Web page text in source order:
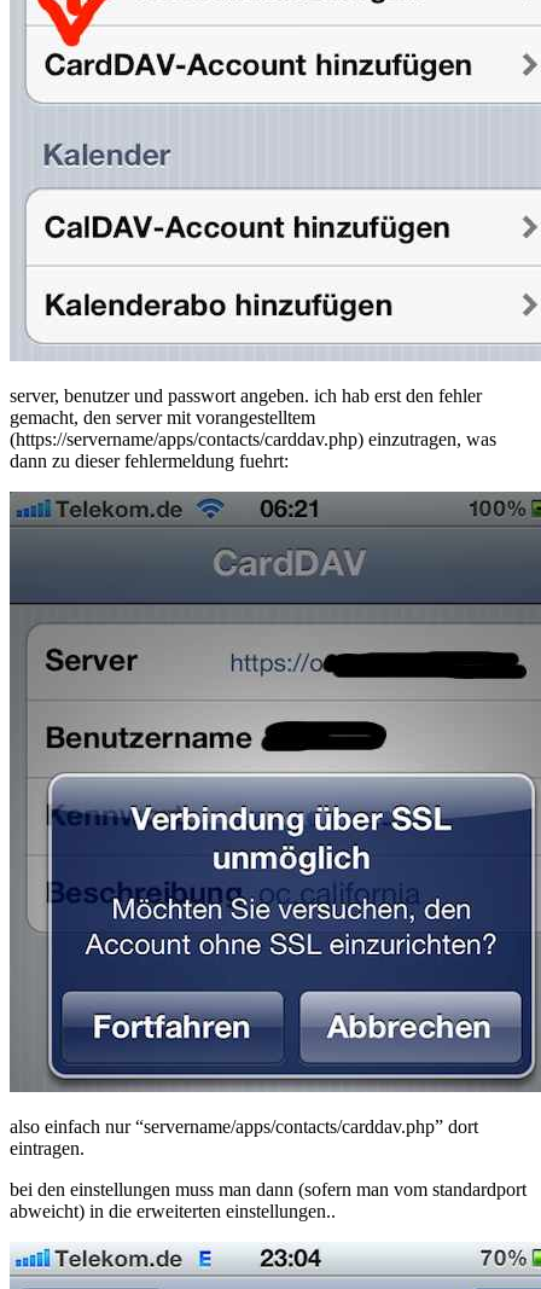
server, benutzer und passwort angeben. ich hab erst den fehler
gemacht, den server mit vorangestelltem
(https://servername/apps/contacts/carddav.php) einzutragen, was
dann zu dieser fehlermeldung fuehrt:
also einfach nur “servername/apps/contacts/carddav.php” dort
eintragen.
bei den einstellungen muss man dann (sofern man vom standardport
abweicht) in die erweiterten einstellungen..